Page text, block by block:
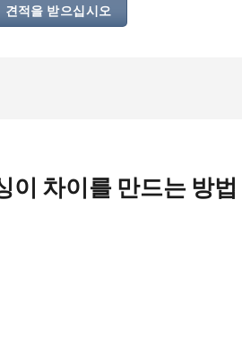
견적을 받으십시오
차이를 만드는 방법